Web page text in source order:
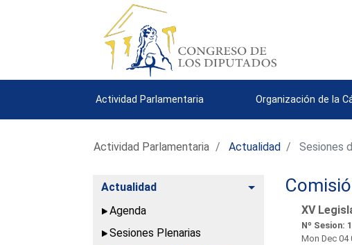
Actividad Parlamentaria Organización de la
Actividad Parlamentaria Actualidad Sesiones
Actualidad
Alternar
Agenda
Sesiones Plenarias
XV
Nº Sesion: 1
Mon Dec 04